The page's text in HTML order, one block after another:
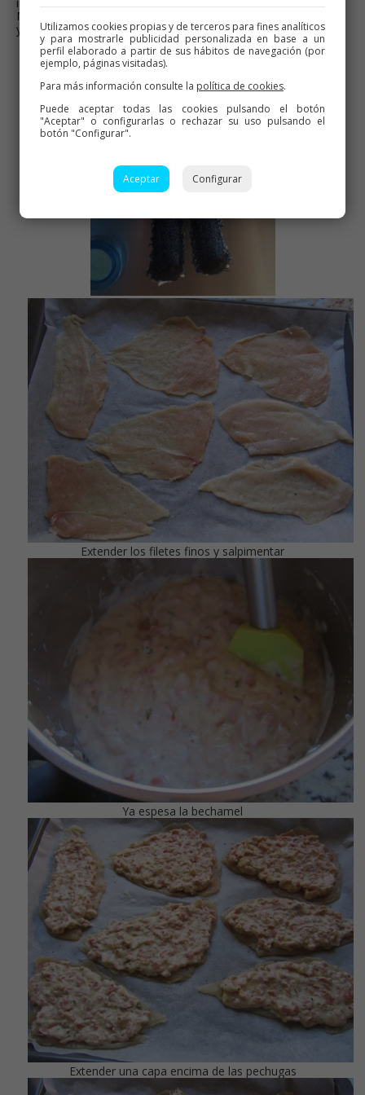
Martínez, juanera de mi grupo, que tiene unas manitas, que
ya las quisiera yo.
Extender los filetes finos y salpimentar
Ya espesa la bechamel
Extender una capa encima de las pechugas
Utilizamos cookies propias y de terceros para fines analíticos
y para mostrarle publicidad personalizada en base a un
perfil elaborado a partir de sus hábitos de navegación (por
ejemplo, páginas visitadas).
Para más información consulte la política de cookies.
Puede aceptar todas las cookies pulsando el botón
"Aceptar" o configurarlas o rechazar su uso pulsando el
botón "Configurar".
Aceptar Configurar